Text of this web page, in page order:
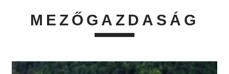
MEZŐGAZDASÁG